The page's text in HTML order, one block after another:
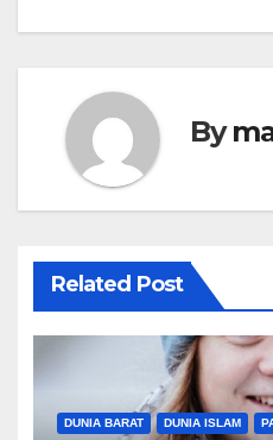
By
Related Post
DUNIA BARAT DUNIA ISLAM